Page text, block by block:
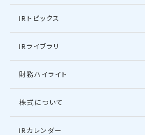
IRトピックス
IRライブラリ
財務ハイライト
株式について
IRカレンダー